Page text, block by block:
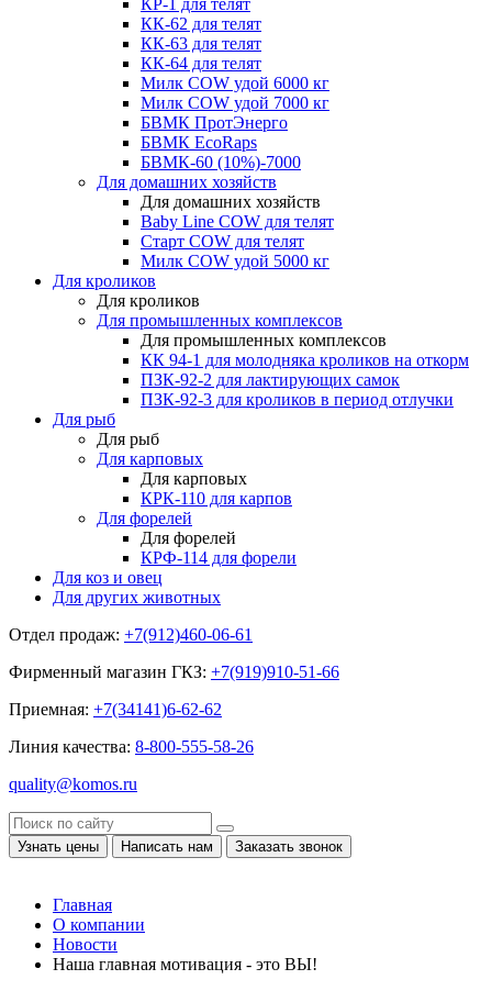
КР-1 для телят
КК-62 для телят
КК-63 для телят
КК-64 для телят
Милк COW удой 6000 кг
Милк COW удой 7000 кг
БВМК ПротЭнерго
БВМК EcoRaps
БВМК-60 (10%)-7000
Для домашних хозяйств
Для домашних хозяйств
Baby Line COW для телят
Старт COW для телят
Милк COW удой 5000 кг
Для кроликов
Для кроликов
Для промышленных комплексов
Для промышленных комплексов
КК 94-1 для молодняка кроликов на откорм
ПЗК-92-2 для лактирующих самок
ПЗК-92-3 для кроликов в период отлучки
Для рыб
Для рыб
Для карповых
Для карповых
КРК-110 для карпов
Для форелей
Для форелей
КРФ-114 для форели
Для коз и овец
Для других животных
Отдел продаж: +7(912)460-06-61
Фирменный магазин ГКЗ: +7(919)910-51-66
Приемная: +7(34141)6-62-62
Линия качества: 8-800-555-58-26
quality@komos.ru
Узнать цены Написать нам Заказать звонок
Главная
О компании
Новости
Наша главная мотивация - это ВЫ!